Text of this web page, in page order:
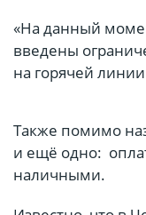
«На данный
введены
на горячей
Также помимо
и ещё одно:
наличными.